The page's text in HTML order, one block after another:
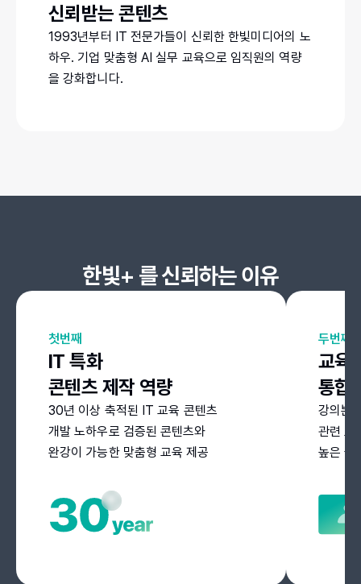
신뢰받는 콘텐츠
1993년부터 IT 전문가들이 신뢰한 한빛미디어의 노
하우. 기업 맞춤형 AI 실무 교육으로 임직원의 역량
을 강화합니다.
한빛+ 를 신뢰하는 이유
첫번째
IT 특화
콘텐츠 제작 역량
30년 이상 축적된 IT 교육 콘텐츠
개발 노하우로 검증된 콘텐츠와
완강이 가능한 맞춤형 교육 제공
두번째
교육
통합
강의뿐
관련 도
높은 몰